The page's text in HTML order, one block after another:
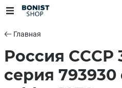
Главная
Россия СССР
серия 793930